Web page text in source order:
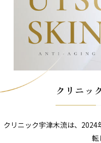
クリニッ
クリニック宇津木流は、
転